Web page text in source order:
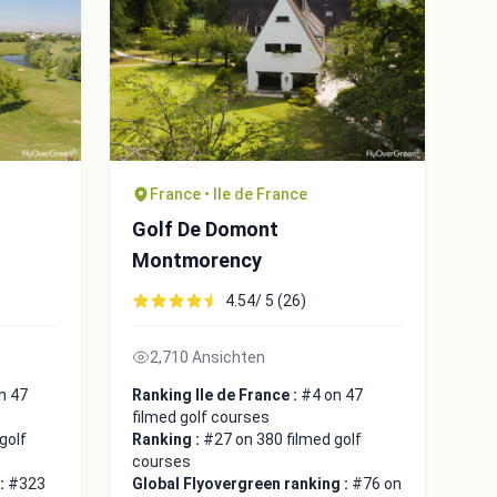
47
#323
France • Ile de France
Golf De Domont
Montmorency
4.54/ 5 (26)
2,710 Ansichten
Ranking Ile de France : #4 on 47
filmed golf courses
Ranking : #27 on 380 filmed golf
courses
Global Flyovergreen ranking : #76 on